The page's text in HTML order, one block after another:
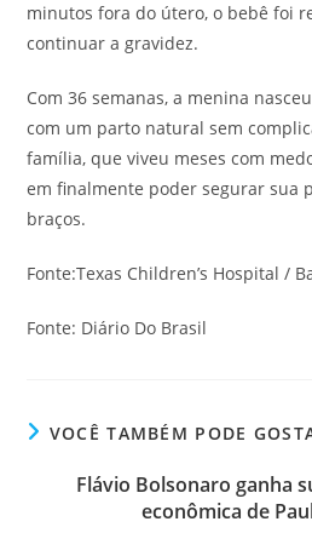
minutos fora do útero, o bebê foi
continuar a gravidez.
Com 36 semanas, a menina
com um parto natural sem
família, que viveu meses com
em finalmente poder segurar sua
braços.
Fonte:Texas Children’s Hospital /
Fonte: Diário Do Brasil
VOCÊ TAMBÉM PODE
Flávio Bolsonaro ganha
econômica de